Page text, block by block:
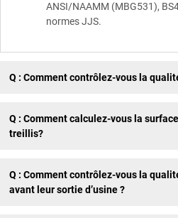
ANSI/NAAMM (MBG531),
normes JJS.
Q : Comment contrôlez-vous la
Q : Comment calculez-vous la
treillis?
Q : Comment contrôlez-vous la
avant leur sortie d’usine ?